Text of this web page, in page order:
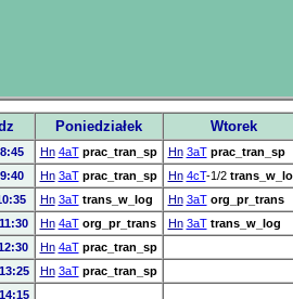
Poniedziałek Wtorek
Hn 4aT prac_tran_sp Hn 3aT prac_tran_sp
Hn 3aT prac_tran_sp Hn 4cT-1/2
Hn 3aT trans_w_log Hn 3aT org_pr_trans
Hn 4aT org_pr_trans Hn 3aT trans_w_log
Hn 4aT prac_tran_sp
Hn 3aT prac_tran_sp